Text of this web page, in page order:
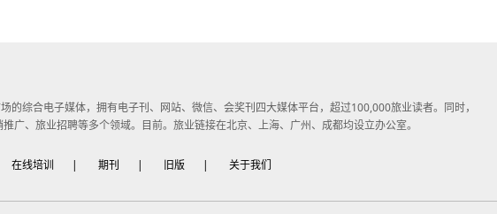
的综合电子媒体，拥有电子刊、网站、微信、会奖刊四大媒体平台，超过100,000旅业读者。同时，
广、旅业招聘等多个领域。目前。旅业链接在北京、上海、广州、成都均设立办公室。
在线培训 | 期刊 | 旧版 | 关于我们